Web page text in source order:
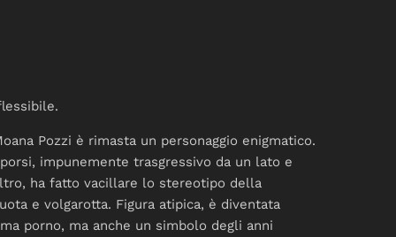
Pozzi è rimasta un personaggio enigmatico.
impunemente trasgressivo da un lato e
ha fatto vacillare lo stereotipo della
e volgarotta. Figura atipica, è diventata
porno, ma anche un simbolo degli anni